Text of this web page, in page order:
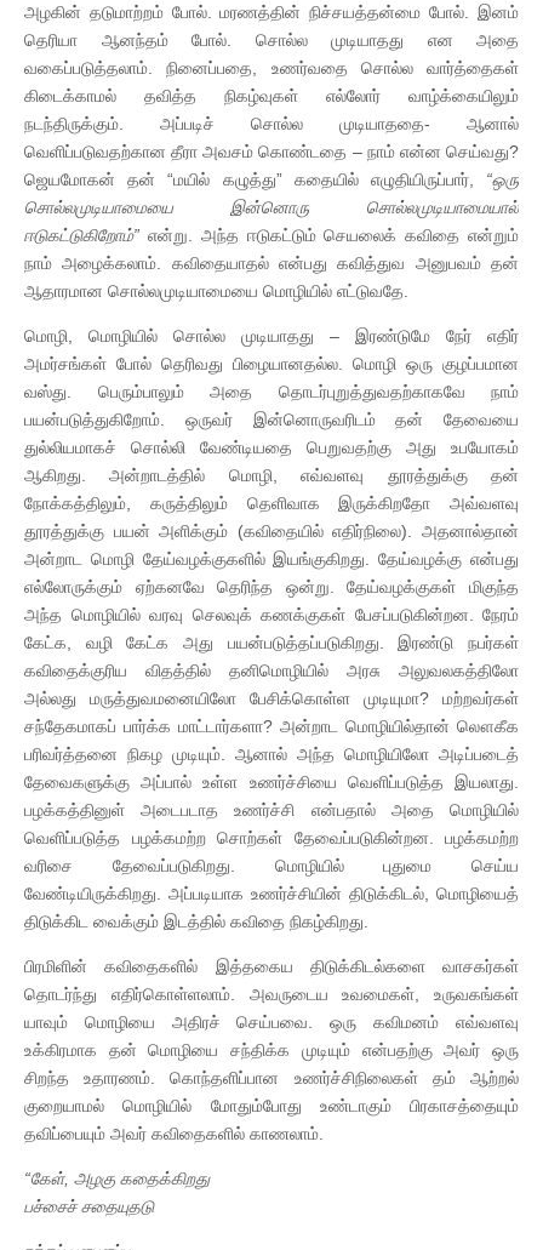
அழகின் தடுமாற்றம் போல். மரணத்தின் நிச்சயத்தன்மை போல். இனம்
தெரியா ஆனந்தம் போல். சொல்ல முடியாதது என அதை
வகைப்படுத்தலாம். நினைப்பதை, உணர்வதை சொல்ல வார்த்தைகள்
கிடைக்காமல் தவித்த நிகழ்வுகள் எல்லோர் வாழ்க்கையிலும்
நடந்திருக்கும். அப்படிச் சொல்ல முடியாததை- ஆனால்
வெளிப்படுவதற்கான தீரா அவசம் கொண்டதை – நாம் என்ன செய்வது?
ஜெயமோகன் தன் “மயில் கழுத்து” கதையில் எழுதியிருப்பார், “ஒரு
சொல்லமுடியாமையை
இன்னொரு
சொல்லமுடியாமையால்
ஈடுகட்டுகிறோம்” என்று. அந்த ஈடுகட்டும் செயலைக் கவிதை என்றும்
நாம் அழைக்கலாம். கவிதையாதல் என்பது கவித்துவ அனுபவம் தன்
ஆதாரமான சொல்லமுடியாமையை மொழியில் எட்டுவதே.
மொழி, மொழியில் சொல்ல முடியாதது – இரண்டுமே நேர் எதிர்
அமர்சங்கள் போல் தெரிவது பிழையானதல்ல. மொழி ஒரு குழப்பமான
வஸ்து. பெரும்பாலும் அதை தொடர்புறுத்துவதற்காகவே நாம்
பயன்படுத்துகிறோம். ஒருவர் இன்னொருவரிடம் தன் தேவையை
துல்லியமாகச் சொல்லி வேண்டியதை பெறுவதற்கு அது உபயோகம்
ஆகிறது. அன்றாடத்தில் மொழி, எவ்வளவு தூரத்துக்கு தன்
நோக்கத்திலும், கருத்திலும் தெளிவாக இருக்கிறதோ அவ்வளவு
தூரத்துக்கு பயன் அளிக்கும் (கவிதையில் எதிர்நிலை). அதனால்தான்
அன்றாட மொழி தேய்வழக்குகளில் இயங்குகிறது. தேய்வழக்கு என்பது
எல்லோருக்கும் ஏற்கனவே தெரிந்த ஒன்று. தேய்வழக்குகள் மிகுந்த
அந்த மொழியில் வரவு செலவுக் கணக்குகள் பேசப்படுகின்றன. நேரம்
கேட்க, வழி கேட்க அது பயன்படுத்தப்படுகிறது. இரண்டு நபர்கள்
கவிதைக்குரிய விதத்தில் தனிமொழியில் அரசு அலுவலகத்திலோ
அல்லது மருத்துவமனையிலோ பேசிக்கொள்ள முடியுமா? மற்றவர்கள்
சந்தேகமாகப் பார்க்க மாட்டார்களா? அன்றாட மொழியில்தான் லௌகீக
பரிவர்த்தனை நிகழ முடியும். ஆனால் அந்த மொழியிலோ அடிப்படைத்
தேவைகளுக்கு அப்பால் உள்ள உணர்ச்சியை வெளிப்படுத்த இயலாது.
பழக்கத்தினுள் அடைபடாத உணர்ச்சி என்பதால் அதை மொழியில்
வெளிப்படுத்த பழக்கமற்ற சொற்கள் தேவைப்படுகின்றன. பழக்கமற்ற
வரிசை தேவைப்படுகிறது. மொழியில் புதுமை செய்ய
வேண்டியிருக்கிறது. அப்படியாக உணர்ச்சியின் திடுக்கிடல், மொழியைத்
திடுக்கிட வைக்கும் இடத்தில் கவிதை நிகழ்கிறது.
பிரமிளின் கவிதைகளில் இத்தகைய திடுக்கிடல்களை வாசகர்கள்
தொடர்ந்து எதிர்கொள்ளலாம். அவருடைய உவமைகள், உருவகங்கள்
யாவும் மொழியை அதிரச் செய்பவை. ஒரு கவிமனம் எவ்வளவு
உக்கிரமாக தன் மொழியை சந்திக்க முடியும் என்பதற்கு அவர் ஒரு
சிறந்த உதாரணம். கொந்தளிப்பான உணர்ச்சிநிலைகள் தம் ஆற்றல்
குறையாமல் மொழியில் மோதும்போது உண்டாகும் பிரகாசத்தையும்
தவிப்பையும் அவர் கவிதைகளில் காணலாம்.
“கேள், அழகு கதைக்கிறது
பச்சைச் சதையுதடு